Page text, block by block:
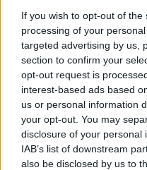
If you wish to opt-out of
processing of your
targeted advertising by us,
section to confirm your
opt-out request is
interest-based ads based
us or personal information
your opt-out. You may
disclosure of your personal
IAB’s list of downstream
also be disclosed by us to
piatti deliziosi! 🍽️
AUTORE
Staff